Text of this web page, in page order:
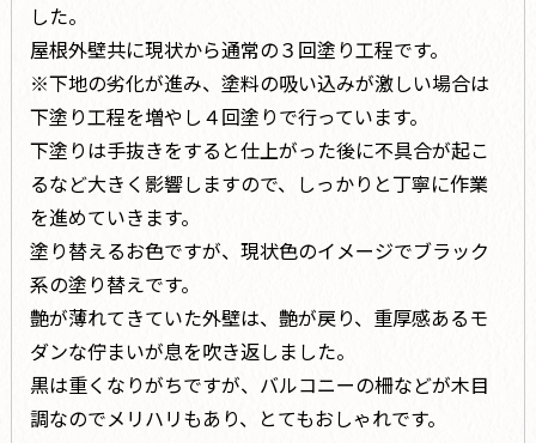
した。
屋根外壁共に現状から通常の３回塗り工程です。
※下地の劣化が進み、塗料の吸い込みが激しい場合は
下塗り工程を増やし４回塗りで行っています。
下塗りは手抜きをすると仕上がった後に不具合が起こ
るなど大きく影響しますので、しっかりと丁寧に作業
を進めていきます。
塗り替えるお色ですが、現状色のイメージでブラック
系の塗り替えです。
艶が薄れてきていた外壁は、艶が戻り、重厚感あるモ
ダンな佇まいが息を吹き返しました。
黒は重くなりがちですが、バルコニーの柵などが木目
調なのでメリハリもあり、とてもおしゃれです。